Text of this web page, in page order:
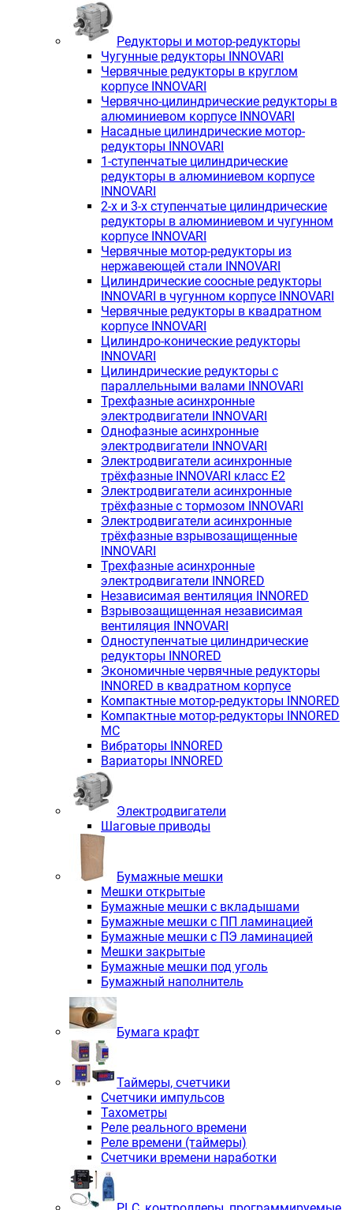
Редукторы и мотор-редукторы
Чугунные редукторы INNOVARI
Червячные редукторы в круглом
корпусе INNOVARI
Червячно-цилиндрические редукторы в
алюминиевом корпусе INNOVARI
Насадные цилиндрические мотор-
редукторы INNOVARI
1-ступенчатые цилиндрические
редукторы в алюминиевом корпусе
INNOVARI
2-х и 3-х ступенчатые цилиндрические
редукторы в алюминиевом и чугунном
корпусе INNOVARI
Червячные мотор-редукторы из
нержавеющей стали INNOVARI
Цилиндрические соосные редукторы
INNOVARI в чугунном корпусе INNOVARI
Червячные редукторы в квадратном
корпусе INNOVARI
Цилиндро-конические редукторы
INNOVARI
Цилиндрические редукторы с
параллельными валами INNOVARI
Трехфазные асинхронные
электродвигатели INNOVARI
Однофазные асинхронные
электродвигатели INNOVARI
Электродвигатели асинхронные
трёхфазные INNOVARI класс E2
Электродвигатели асинхронные
трёхфазные с тормозом INNOVARI
Электродвигатели асинхронные
трёхфазные взрывозащищенные
INNOVARI
Трехфазные асинхронные
электродвигатели INNORED
Независимая вентиляция INNORED
Взрывозащищенная независимая
вентиляция INNOVARI
Одноступенчатые цилиндрические
редукторы INNORED
Экономичные червячные редукторы
INNORED в квадратном корпусе
Компактные мотор-редукторы INNORED
Компактные мотор-редукторы INNORED
MC
Вибраторы INNORED
Вариаторы INNORED
Электродвигатели
Шаговые приводы
Бумажные мешки
Мешки открытые
Бумажные мешки с вкладышами
Бумажные мешки с ПП ламинацией
Бумажные мешки с ПЭ ламинацией
Мешки закрытые
Бумажные мешки под уголь
Бумажный наполнитель
Бумага крафт
Таймеры, счетчики
Счетчики импульсов
Тахометры
Реле реального времени
Реле времени (таймеры)
Счетчики времени наработки